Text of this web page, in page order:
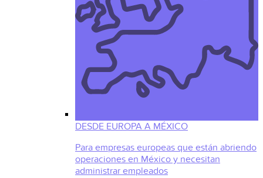
DESDE EUROPA A MÉXICO
Para empresas europeas que están abriendo
operaciones en México y necesitan
administrar empleados